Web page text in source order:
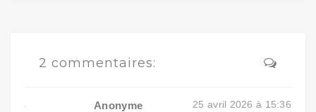
2 commentaires:
Anonyme 25 avril 2026 à 15:36